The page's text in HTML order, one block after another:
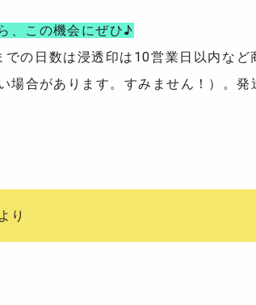
、この機会にぜひ♪
の日数は浸透印は10営業日以内など
合があります。すみません！）。発
り